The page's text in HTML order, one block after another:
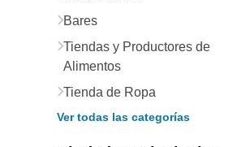
Bares
Tiendas y Productores de
Alimentos
Tienda de Ropa
Ver todas las categorías